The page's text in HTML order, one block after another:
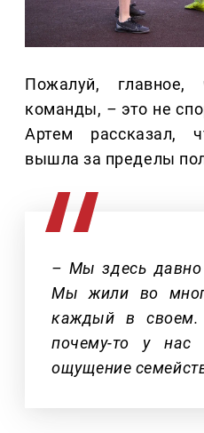
Пожалуй,
команды, – это не
Артем рассказал,
вышла за пределы
– Мы здесь давно
Мы жили во
каждый в
почему-то у нас
ощущение